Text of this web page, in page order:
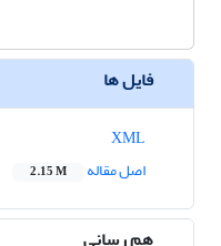
فایل ها
اصل مقاله
2.15 M
هم رسانی